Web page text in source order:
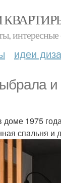
интересные
идеи
1975
спальня и